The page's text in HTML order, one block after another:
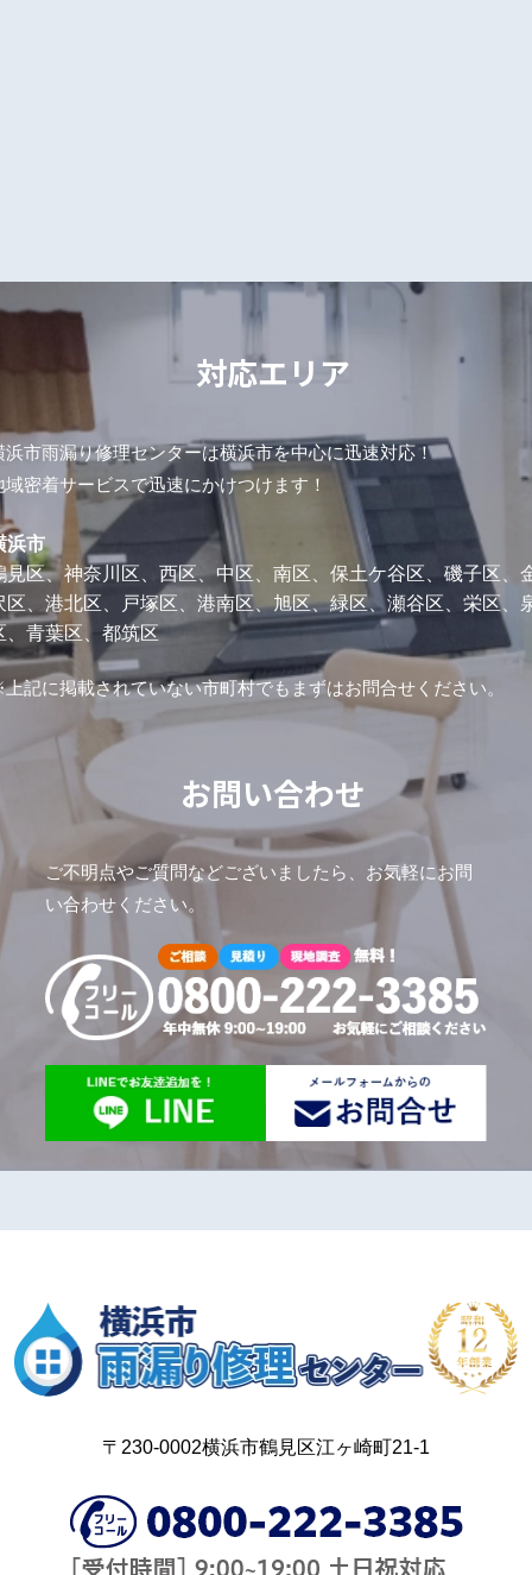
対応エリア
浜市雨漏り修理センターは横浜市を中心に迅速対応！
域密着サービスで迅速にかけつけます！
浜市
見区、神奈川区、西区、中区、南区、保土ケ谷区、磯子区、
区、港北区、戸塚区、港南区、旭区、緑区、瀬谷区、栄区、
、青葉区、都筑区
記に掲載されていない市町村でもまずはお問合せください。
お問い合わせ
ご不明点やご質問などございましたら、お気軽にお問
い合わせください。
〒230-0002横浜市鶴見区江ヶ崎町21-1